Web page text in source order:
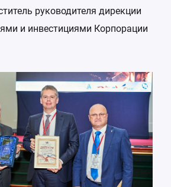
руководителя дирекции
и инвестициями Корпорации